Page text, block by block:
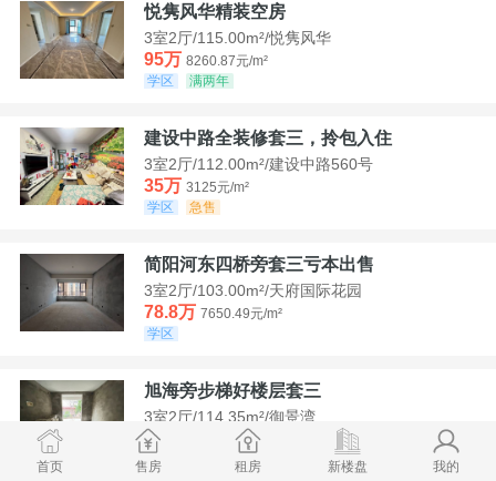
悦隽风华精装空房
3室2厅/115.00m²/悦隽风华
95万 8260.87元/m²
学区
满两年
建设中路全装修套三，拎包入住
3室2厅/112.00m²/建设中路560号
35万 3125元/m²
学区
急售
简阳河东四桥旁套三亏本出售
3室2厅/103.00m²/天府国际花园
78.8万 7650.49元/m²
学区
旭海旁步梯好楼层套三
3室2厅/114.35m²/御景湾
52万
4547.44元/m²
学区
首页 售房 租房 新楼盘 我的